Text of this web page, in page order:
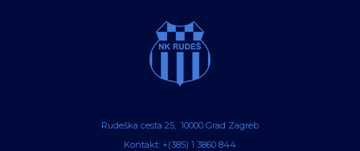
Rudeška cesta 25, 10000 Grad Zagreb
Kontakt: +(385) 1 3860 844